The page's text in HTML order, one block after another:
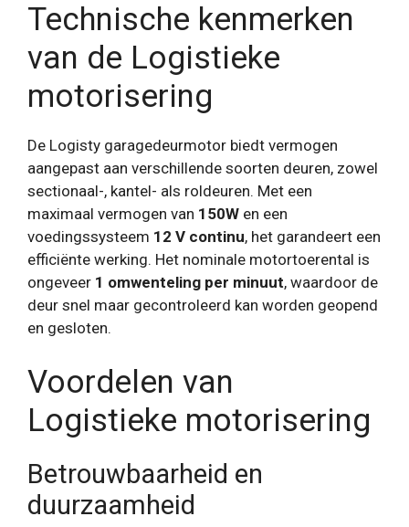
Technische kenmerken
van de Logistieke
motorisering
De Logisty garagedeurmotor biedt vermogen
aangepast aan verschillende soorten deuren, zowel
sectionaal-, kantel- als roldeuren. Met een
maximaal vermogen van 150W en een
voedingssysteem 12 V continu, het garandeert een
efficiënte werking. Het nominale motortoerental is
ongeveer 1 omwenteling per minuut, waardoor de
deur snel maar gecontroleerd kan worden geopend
en gesloten.
Voordelen van
Logistieke motorisering
Betrouwbaarheid en
duurzaamheid